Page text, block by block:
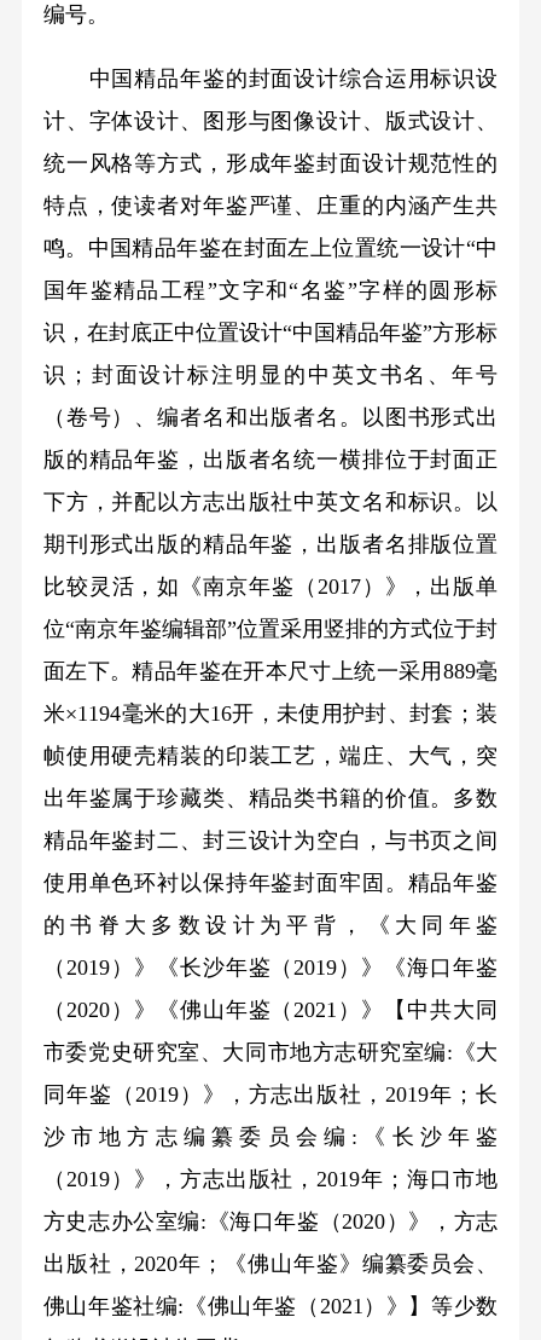
编号。
中国精品年鉴的封面设计综合运用标识设
计、字体设计、图形与图像设计、版式设计、
统一风格等方式，形成年鉴封面设计规范性的
特点，使读者对年鉴严谨、庄重的内涵产生共
鸣。中国精品年鉴在封面左上位置统一设计“中
国年鉴精品工程”文字和“名鉴”字样的圆形标
识，在封底正中位置设计“中国精品年鉴”方形标
识；封面设计标注明显的中英文书名、年号
（卷号）、编者名和出版者名。以图书形式出
版的精品年鉴，出版者名统一横排位于封面正
下方，并配以方志出版社中英文名和标识。以
期刊形式出版的精品年鉴，出版者名排版位置
比较灵活，如《南京年鉴（2017）》，出版单
位“南京年鉴编辑部”位置采用竖排的方式位于封
面左下。精品年鉴在开本尺寸上统一采用889毫
米×1194毫米的大16开，未使用护封、封套；装
帧使用硬壳精装的印装工艺，端庄、大气，突
出年鉴属于珍藏类、精品类书籍的价值。多数
精品年鉴封二、封三设计为空白，与书页之间
使用单色环衬以保持年鉴封面牢固。精品年鉴
的书脊大多数设计为平背，《大同年鉴
（2019）》《长沙年鉴（2019）》《海口年鉴
（2020）》《佛山年鉴（2021）》【中共大同
市委党史研究室、大同市地方志研究室编:《大
同年鉴（2019）》，方志出版社，2019年；长
沙市地方志编纂委员会编:《长沙年鉴
（2019）》，方志出版社，2019年；海口市地
方史志办公室编:《海口年鉴（2020）》，方志
出版社，2020年；《佛山年鉴》编纂委员会、
佛山年鉴社编:《佛山年鉴（2021）》】等少数